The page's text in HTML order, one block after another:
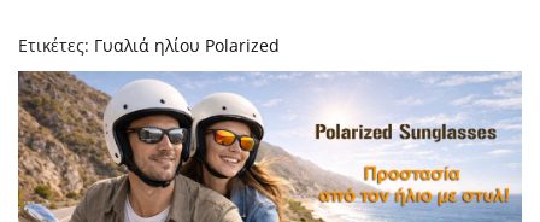
Ετικέτες: Γυαλιά ηλίου Polarized